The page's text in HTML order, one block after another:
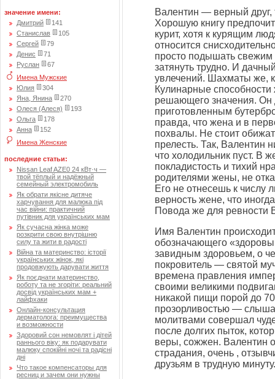
значение имени:
Дмитрий
141
Станислав
105
Сергей
79
Денис
71
Руслан
67
Имена Мужские
Юлия
304
Яна, Янина
270
Олеся (Алеся)
193
Ольга
178
Анна
152
Имена Женские
последние статьи:
Nissan Leaf AZE0 24 кВт·ч —
твой тёплый и надёжный
семейный электромобиль
Як обрати якісне дитяче
харчування для малюка під
час війни: практичний
путівник для українських мам
Як сучасна жінка може
розкрити свою внутрішню
силу та жити в радості
Війна та материнство: історії
українських жінок, які
продовжують дарувати життя
Як поєднати материнство,
роботу та не згоріти: реальний
досвід українських мам +
лайфхаки
Онлайн-консультация
дерматолога: преимущества
и возможности
Здоровий сон немовлят і дітей
раннього віку: як подарувати
малюку спокійні ночі та радісні
дні
Что такое компенсаторы для
ресниц и зачем они нужны
Валентин — верный
Хорошую книгу
курит, хотя к курящим
относится
просто подышать свежим
затянуть трудно. И
увлечений. Шахматы же,
Кулинарные
решающего значения. Он
приготовленным
правда, что жена и в
похвалы. Не стоит
прелесть. Так, Валентин
что холодильник пуст. В
покладистость и тихий
родителями жены, не
Его не отнесешь к числу
верность жене, что
Повода же для ревности
Имя Валентин
обозначающего
завидным здоровьем, о
покровитель — святой
времена правления
своими великими
никакой пищи порой до
прозорливостью —
молитвами совершал
после долгих пыток,
веры, сожжен. Валентин
страдания, очень ,
друзьям в трудную минуту.